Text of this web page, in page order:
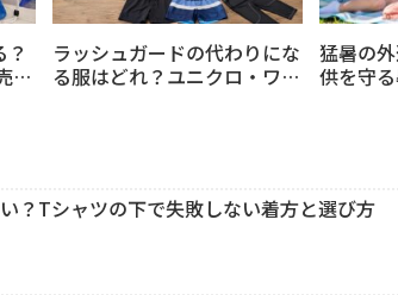
り
ラッシュガードの代わりにな
る服はどれ？ユニクロ・ワー
猛暑の外
供を守る
？Tシャツの下で失敗しない着方と選び方